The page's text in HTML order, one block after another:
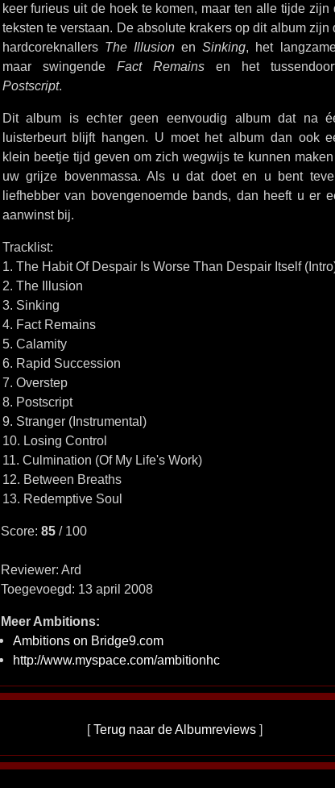
keer furieus uit de hoek te komen, maar ten alle tijde zijn
teksten te verstaan. De absolute krakers op dit album zijn
hardcoreknallers The IllusionenSinking, het
maar swingende Fact Remainsen het
Postscript.
Dit album is echter geen eenvoudig album dat na
luisterbeurt blijft hangen. U moet het album dan ook
klein beetje tijd geven om zich wegwijs te kunnen
uw grijze bovenmassa. Als u dat doet en u bent
liefhebber van bovengenoemde bands, dan heeft u er
aanwinst bij.
Tracklist:
1. The Habit Of Despair Is Worse Than Despair Itself
2. The Illusion
3. Sinking
4. Fact Remains
5. Calamity
6. Rapid Succession
7. Overstep
8. Postscript
9. Stranger (Instrumental)
10. Losing Control
11. Culmination (Of My Life's Work)
12. Between Breaths
13. Redemptive Soul
Score: 85/ 100
Reviewer: Ard
Toegevoegd: 13 april 2008
Meer Ambitions:
Ambitions on Bridge9.com
http://www.myspace.com/ambitionhc
[Terug naar de Albumreviews ]